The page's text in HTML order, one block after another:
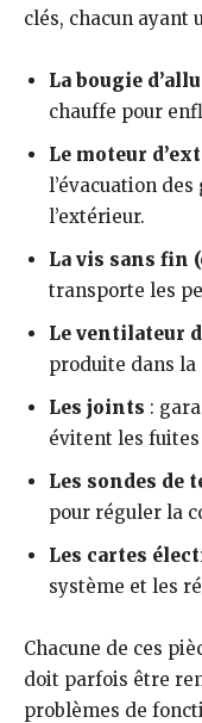
clés, chacun ayant
La bougie
chauffe pour
Le moteur
l’évacuation
l’extérieur.
La vis sans fin
transporte les
Le ventilateur
produite dans la
Les joints :
évitent les fuites
Les sondes de
pour réguler la
Les cartes
système et les
Chacune de ces
doit parfois être
problèmes de